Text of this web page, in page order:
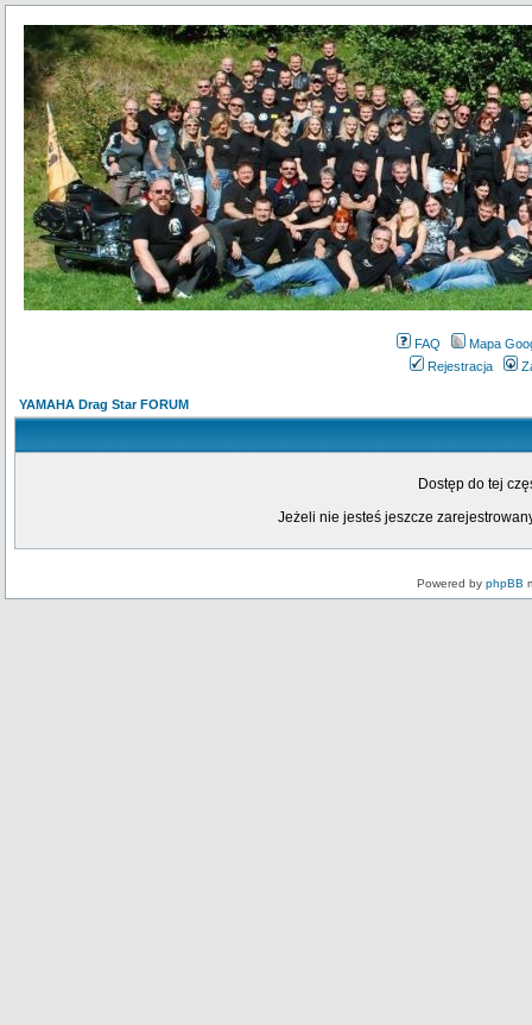
FAQ
Mapa
Rejestracja
YAMAHA Drag Star FORUM
Dostęp do tej
Jeżeli nie jesteś jeszcze
Powered by phpBB